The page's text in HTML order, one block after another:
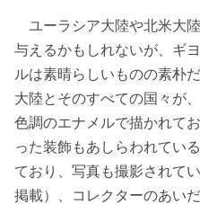
ユーラシア大陸や北米大
与えるかもしれないが、ギ
ルは素晴らしいものの素朴
大陸とそのすべての国々が
色調のエナメルで描かれて
った装飾もあしらわれてい
ており、写真も撮影されて
掲載）、コレクターのあい